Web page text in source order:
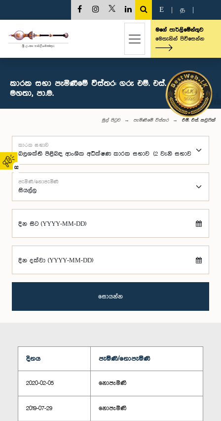
02
E த
මගේ පාර්ලිමේන්තුව
මෙතැනින් පිවිසෙන්න
කාරක සභා පැමිණීමේ විස්තර: ගරු එම්. එස්. තවුෆික්
මහතා, පා.ම.
මුල් පිටුව පැමිණීමේ විස්තර එම්. එස්. තවුෆික්
කාරක සභාව
පැමිණි/නොපැමිණි
දින සිට (YYYY-MM-DD)
දින දක්වා (YYYY-MM-DD)
සොයන්න
දිනය පැමිණි/නොපැමිණි
2020-02-05 නොපැමිණි
2019-07-29 නොපැමිණි